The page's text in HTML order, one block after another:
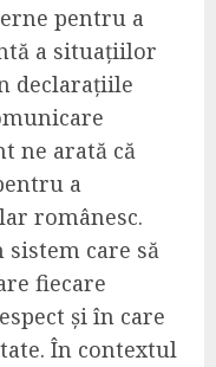
pentru a
a situațiilor
declarațiile
ne arată că
a
românesc.
care să
fiecare
și în care
În contextul